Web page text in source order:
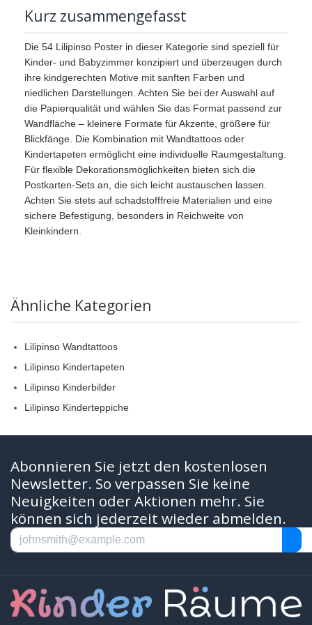
Kurz zusammengefasst
Die 54 Lilipinso Poster in dieser Kategorie sind speziell für
Kinder- und Babyzimmer konzipiert und überzeugen durch
ihre kindgerechten Motive mit sanften Farben und
niedlichen Darstellungen. Achten Sie bei der Auswahl auf
die Papierqualität und wählen Sie das Format passend zur
Wandfläche – kleinere Formate für Akzente, größere für
Blickfänge. Die Kombination mit Wandtattoos oder
Kindertapeten ermöglicht eine individuelle Raumgestaltung.
Für flexible Dekorationsmöglichkeiten bieten sich die
Postkarten-Sets an, die sich leicht austauschen lassen.
Achten Sie stets auf schadstofffreie Materialien und eine
sichere Befestigung, besonders in Reichweite von
Kleinkindern.
Ähnliche Kategorien
Lilipinso Wandtattoos
Lilipinso Kindertapeten
Lilipinso Kinderbilder
Lilipinso Kinderteppiche
Abonnieren Sie jetzt den kostenlosen
Newsletter. So verpassen Sie keine
Neuigkeiten oder Aktionen mehr. Sie
können sich jederzeit wieder abmelden.